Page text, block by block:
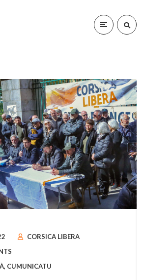
CORSICA LIBERA
, CUMUNICATU